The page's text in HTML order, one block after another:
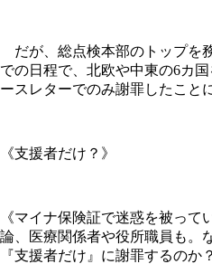
だが、総点検本部のトップを
での日程で、北欧や中東の6カ
ースレターでのみ謝罪したこと
《支援者だけ？》
《マイナ保険証で迷惑を被っ
論、医療関係者や役所職員も。
『支援者だけ』に謝罪するのか